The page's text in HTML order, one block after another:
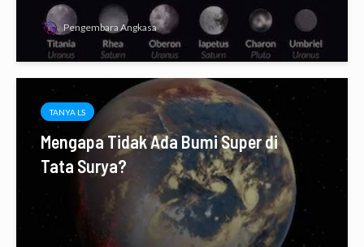
Pengembara Angkasa
TANYA LS
Mengapa Tidak Ada Bumi Super di
Tata Surya?